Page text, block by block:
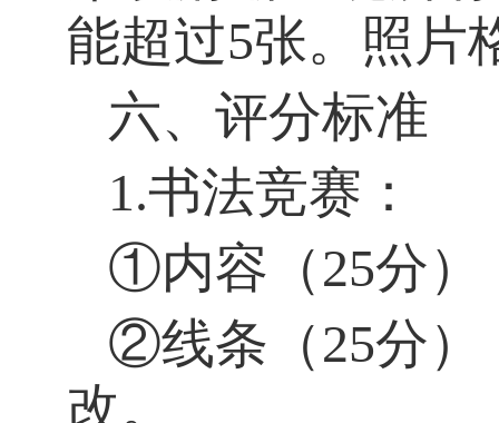
能超过5张。照片
六、评分标准
1.书法竞赛：
①内容（25分）
②线条（25分）
改。